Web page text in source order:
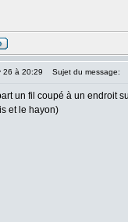
26 à 20:29 Sujet du message:
un fil coupé à un endroit
et le hayon)